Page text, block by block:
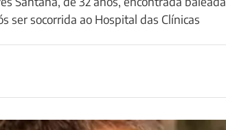
ser socorrida ao Hospital das Clínicas